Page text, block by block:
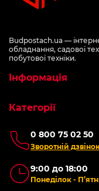
Budpostach.ua —
обладнання, садової
побутової техніки.
0 800 75 02 50
Зворотній
9:00 до 18:00
Понеділок -
Інформація
Категорії